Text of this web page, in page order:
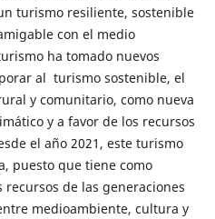
turismo resiliente, sostenible
con el medio
ha tomado nuevos
al turismo sostenible, el
y comunitario, como nueva
y a favor de los recursos
el año 2021, este turismo
puesto que tiene como
de las generaciones
medioambiente, cultura y